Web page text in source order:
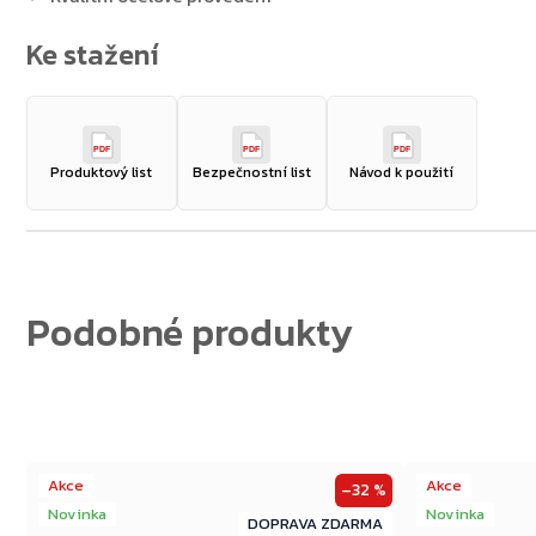
PDF
Produktový list
PDF
Bezpečnostní list
PDF
Návod k použití
Akce
Novinka
ZDARMA
–32 %
Akce
Novinka